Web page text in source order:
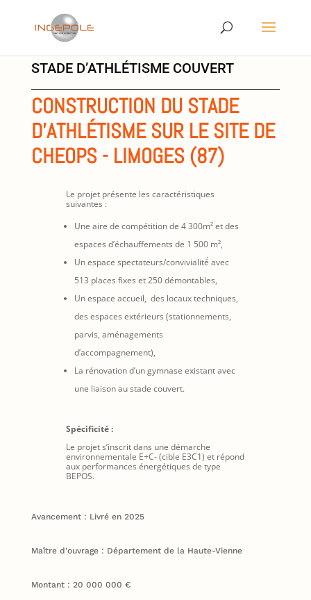
STADE D’ATHLÉTISME COUVERT
CONSTRUCTION DU STADE
D'ATHLÉTISME SUR LE SITE DE
CHEOPS - LIMOGES (87)
Le projet présente les caractéristiques
suivantes :
Une aire de compétition de 4 300m² et des
espaces d’échauffements de 1 500 m²,
Un espace spectateurs/convivialité́ avec
513 places fixes et 250 démontables,
Un espace accueil, des locaux techniques,
des espaces extérieurs (stationnements,
parvis, aménagements
d’accompagnement),
La rénovation d’un gymnase existant avec
une liaison au stade couvert.
Spécificité :
Le projet s’inscrit dans une démarche
environnementale E+C- (cible E3C1) et répond
aux performances énergétiques de type
BEPOS.
Avancement : Livré en 2025
Maître d'ouvrage : Département de la Haute-Vienne
Montant : 20 000 000 €